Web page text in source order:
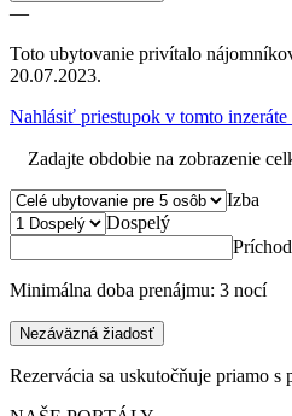
—
Toto ubytovanie privítalo
20.07.2023.
Nahlásiť priestupok v tomto inzeráte
Zadajte obdobie na zobrazenie
Izba
Dospelý
Minimálna doba prenájmu: 3 nocí
Nezáväzná žiadosť
Rezervácia sa uskutočňuje priamo s